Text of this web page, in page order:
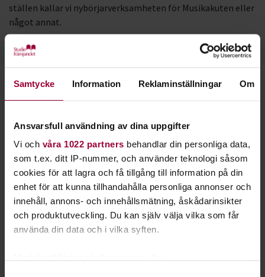
Samtycke Information Reklaminställningar Om
Ansvarsfull användning av dina uppgifter
Vi och våra 1022 partners behandlar din personliga data,
som t.ex. ditt IP-nummer, och använder teknologi såsom
cookies för att lagra och få tillgång till information på din
enhet för att kunna tillhandahålla personliga annonser och
innehåll, annons- och innehållsmätning, åskådarinsikter
och produktutveckling. Du kan själv välja vilka som får
använda din data och i vilka syften.
ställen kallar vi nybörjarverksamheten för Musikakuten eller
något annat.
Starta en studiecirkel!
studiecirkel hos Studiefrämjandet.
Läs mer om att starta studiecirkel
Nästa steg